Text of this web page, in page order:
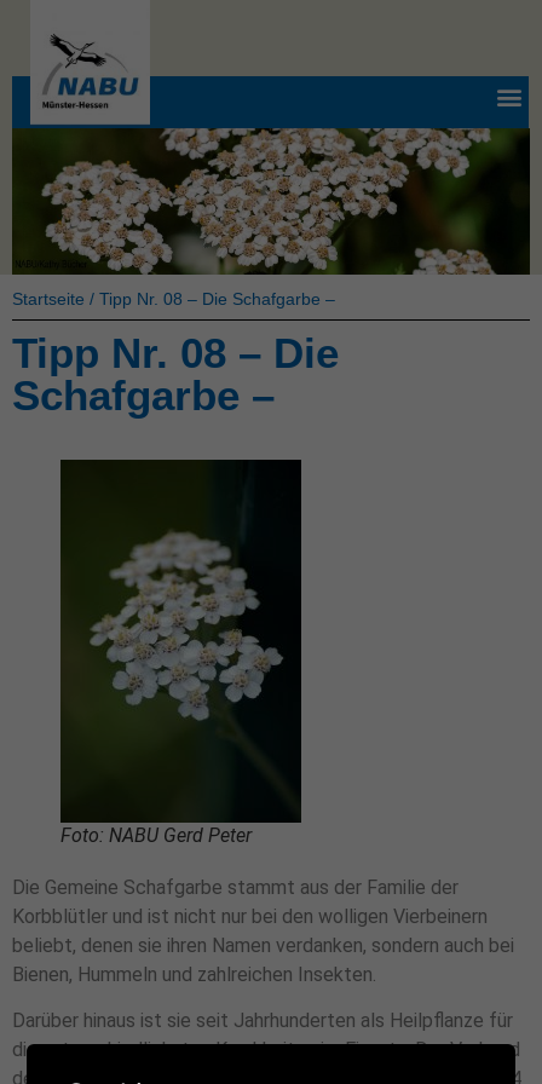
Startseite / Tipp Nr. 08 – Die Schafgarbe –
Tipp Nr. 08 – Die
Schafgarbe –
Foto: NABU Gerd Peter
Die Gemeine Schafgarbe stammt aus der Familie der
Korbblütler und ist nicht nur bei den wolligen Vierbeinern
beliebt, denen sie ihren Namen verdanken, sondern auch bei
Bienen, Hummeln und zahlreichen Insekten.
Darüber hinaus ist sie seit Jahrhunderten als Heilpflanze für
die unterschiedlichsten Krankheiten im Einsatz. Der Verband
der Heilkräuterfreunde Deutschlands hatte sie im Jahr 2004